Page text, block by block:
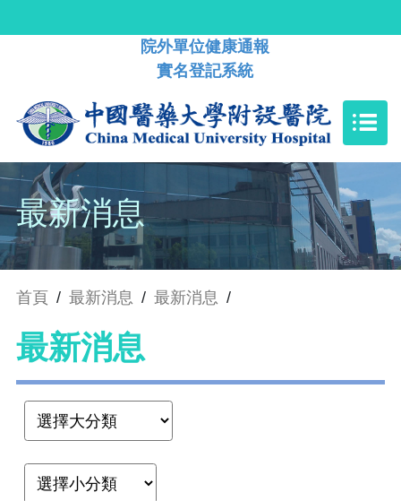
院外單位健康通報
實名登記系統
最新消息
首頁 / 最新消息 / 最新消息 /
最新消息